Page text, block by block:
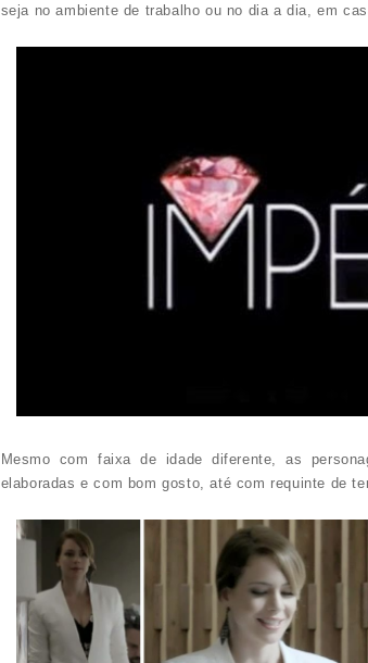
seja no ambiente de trabalho ou no dia a dia, em
Mesmo com faixa de idade diferente, as
elaboradas e com bom gosto, até com requinte de